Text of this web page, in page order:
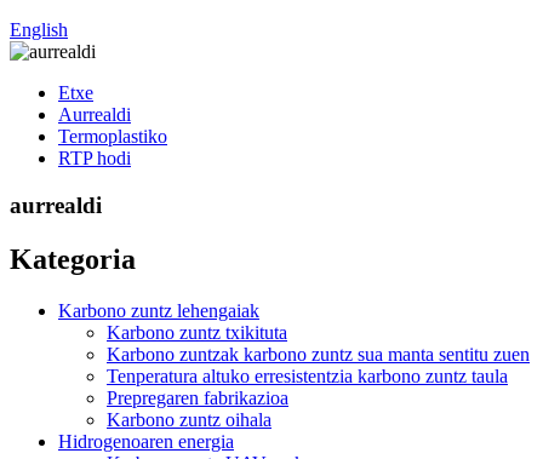
English
Etxe
Aurrealdi
Termoplastiko
RTP hodi
aurrealdi
Kategoria
Karbono zuntz lehengaiak
Karbono zuntz txikituta
Karbono zuntzak karbono zuntz sua manta sentitu zuen
Tenperatura altuko erresistentzia karbono zuntz taula
Prepregaren fabrikazioa
Karbono zuntz oihala
Hidrogenoaren energia